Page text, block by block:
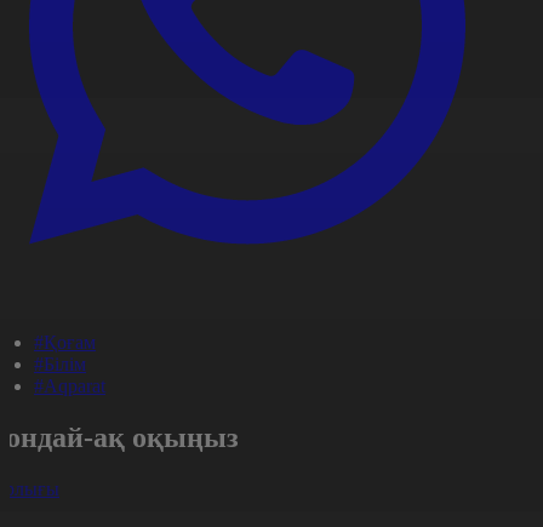
#Қоғам
#Білім
#Aqparat
ақ оқыңыз